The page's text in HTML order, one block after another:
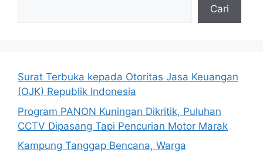
Cari
Surat Terbuka kepada Otoritas Jasa Keuangan
(OJK) Republik Indonesia
Program PANON Kuningan Dikritik, Puluhan
CCTV Dipasang Tapi Pencurian Motor Marak
Kampung Tanggap Bencana, Warga